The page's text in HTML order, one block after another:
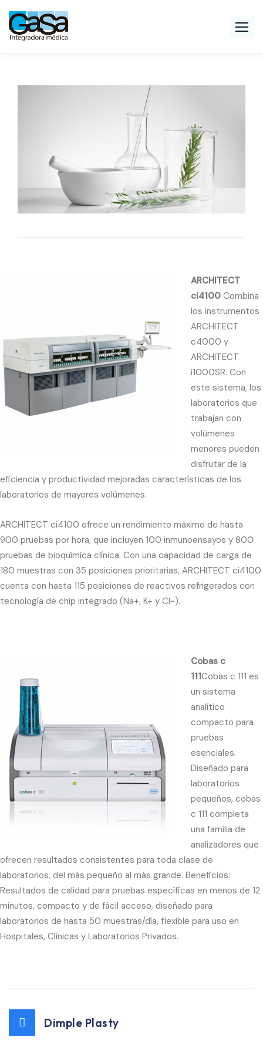
ARCHITECT
ci4100 Combina
los instrumentos
ARCHITECT
c4000 y
ARCHITECT
i1000SR. Con
este sistema, los
laboratorios que
trabajan con
volúmenes
menores pueden
disfrutar de la
eficiencia y productividad mejoradas características de los
laboratorios de mayores volúmenes.
ARCHITECT ci4100 ofrece un rendimiento máximo de hasta
900 pruebas por hora, que incluyen 100 inmunoensayos y 800
pruebas de bioquímica clínica. Con una capacidad de carga de
180 muestras con 35 posiciones prioritarias, ARCHITECT ci4100
cuenta con hasta 115 posiciones de reactivos refrigerados con
tecnología de chip integrado (Na+, K+ y Cl-).
Cobas c
111Cobas c 111 es
un sistema
analítico
compacto para
pruebas
esenciales.
Diseñado para
laboratorios
pequeños, cobas
c 111 completa
una familia de
analizadores que
ofrecen resultados consistentes para toda clase de
laboratorios, del más pequeño al más grande. Beneficios:
Resultados de calidad para pruebas específicas en menos de 12
minutos, compacto y de fácil acceso, diseñado para
laboratorios de hasta 50 muestras/día, flexible para uso en
Hospitales, Clínicas y Laboratorios Privados.
Dimple Plasty